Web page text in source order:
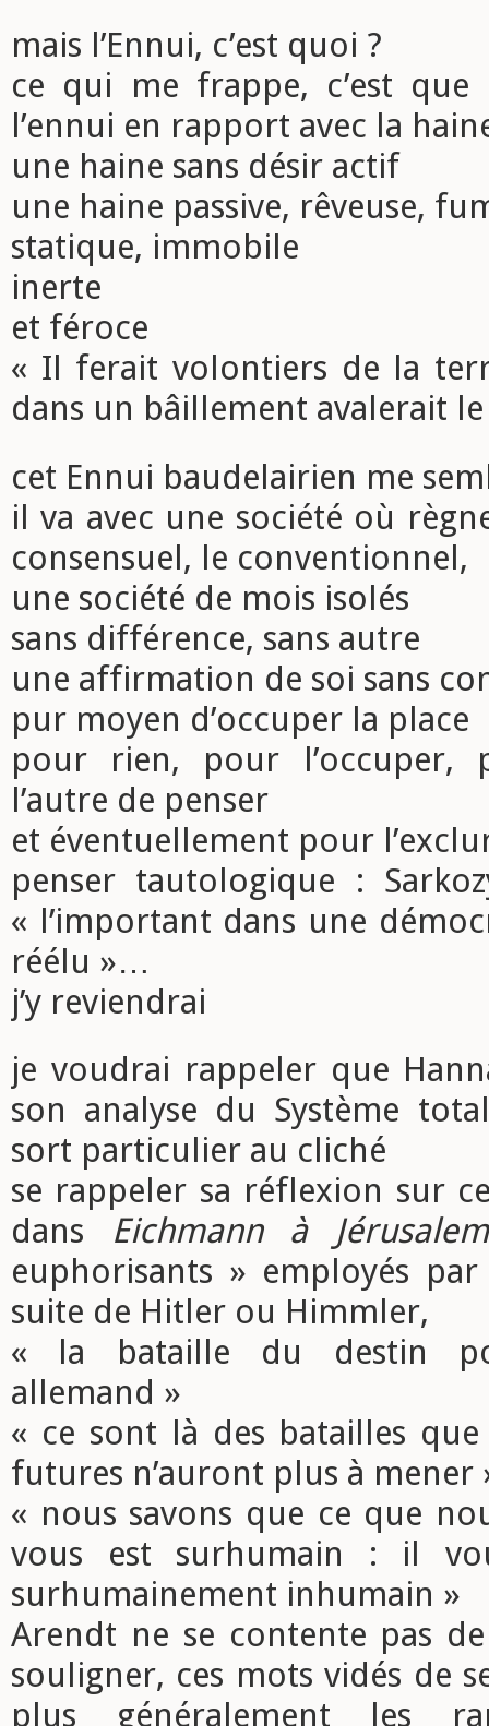
mais l’Ennui, c’est quoi ?
ce qui me frappe, c’est que
l’ennui en rapport avec la
une haine sans désir actif
une haine passive, rêveuse,
statique, immobile
inerte
et féroce
« Il ferait volontiers de la
dans un bâillement avalerait
cet Ennui baudelairien me
il va avec une société où
consensuel, le conventionnel,
une société de mois isolés
sans différence, sans autre
une affirmation de soi sans
pur moyen d’occuper la place
pour rien, pour l’occuper,
l’autre de penser
et éventuellement pour
penser tautologique :
« l’important dans une
réélu »…
j’y reviendrai
je voudrai rappeler que
son analyse du Système
sort particulier au cliché
se rappeler sa réflexion sur
dans Eichmann à Jérusalem
euphorisants » employés
suite de Hitler ou Himmler,
« la bataille du destin
allemand »
« ce sont là des batailles
futures n’auront plus à mener
« nous savons que ce que
vous est surhumain : il
surhumainement inhumain »
Arendt ne se contente pas
souligner, ces mots vidés de
plus généralement les